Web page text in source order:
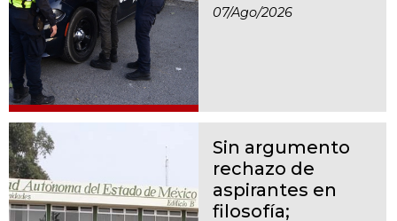
07/ago/2026
Sin argumento
rechazo de
aspirantes en
filosofía;